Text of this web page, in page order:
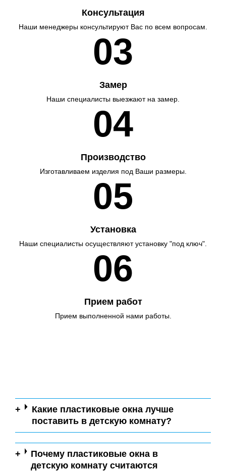
Консультация
Наши менеджеры консультируют Вас по всем вопросам.
03
Замер
Наши специалисты выезжают на замер.
04
Производство
Изготавливаем изделия под Ваши размеры.
05
Установка
Наши специалисты осуществляют установку "под ключ".
06
Прием работ
Прием выполненной нами работы.
Какие пластиковые окна лучше
поставить в детскую комнату?
Почему пластиковые окна в
детскую комнату считаются